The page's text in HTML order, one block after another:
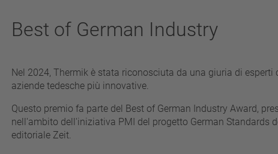
Best of German Industry
Nel 2024, Thermik è stata riconosciuta da una giuria di esperti
aziende tedesche più innovative.
Questo premio fa parte del Best of German Industry Award,
nell'ambito dell'iniziativa PMI del progetto German Standards
editoriale Zeit.